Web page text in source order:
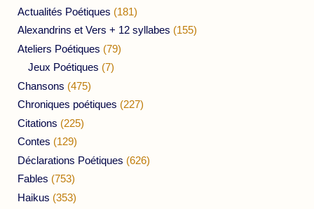
Actualités Poétiques (181)
Alexandrins et Vers + 12 syllabes (155)
Ateliers Poétiques (79)
Jeux Poétiques (7)
Chansons (475)
Chroniques poétiques (227)
Citations (225)
Contes (129)
Déclarations Poétiques (626)
Fables (753)
Haikus (353)